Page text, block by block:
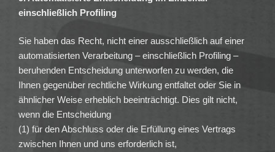
einschließlich Profiling
Sie haben das Recht, nicht einer ausschließlich auf einer
automatisierten Verarbeitung – einschließlich Profiling –
beruhenden Entscheidung unterworfen zu werden, die
Ihnen gegenüber rechtliche Wirkung entfaltet oder Sie in
ähnlicher Weise erheblich beeinträchtigt. Dies gilt nicht,
wenn die Entscheidung
(1) für den Abschluss oder die Erfüllung eines Vertrags
zwischen Ihnen und uns erforderlich ist,